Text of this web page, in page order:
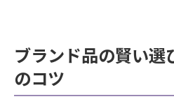
ブランド品の賢い選
のコツ